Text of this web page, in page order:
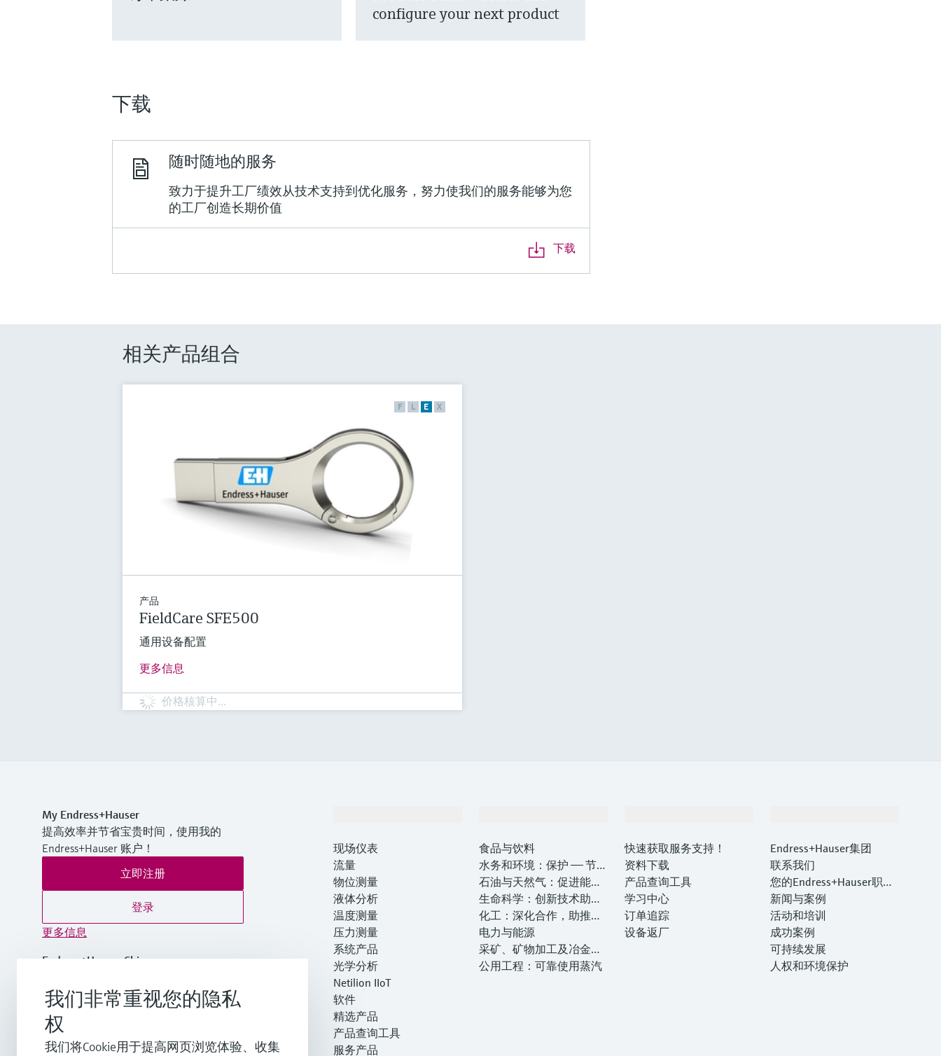
configure your next product
下载
随时随地的服务
致力于提升工厂绩效从技术支持到优化服务，努力使我们的服务能够为您
的工厂创造长期价值
下载
相关产品组合
F L E X
产品
FieldCare SFE500
通用设备配置
更多信息
价格核算中…
My Endress+Hauser
提高效率并节省宝贵时间，使用我的
Endress+Hauser 账户！
立即注册
登录
更多信息
Endress+Hauser China
+86-21-2403 9600
现场仪表
流量
物位测量
液体分析
温度测量
压力测量
系统产品
光学分析
Netilion IIoT
软件
精选产品
产品查询工具
服务产品
食品与饮料
水务和环境：保护 —— 节约
—— 提高
石油与天然气：促进能源
转型，实现净零目标
生命科学：创新技术助推
卓越运营
化工：深化合作，助推可
持续成功
电力与能源
采矿、矿物加工及冶金：
打造可持续的未来
公用工程：可靠使用蒸汽
快速获取服务支持！
资料下载
产品查询工具
学习中心
订单追踪
设备返厂
Endress+Hauser集团
联系我们
您的Endress+Hauser职业
生涯
新闻与案例
活动和培训
成功案例
可持续发展
人权和环境保护
我们非常重视您的隐私
权
我们将Cookie用于提高网页浏览体验、收集